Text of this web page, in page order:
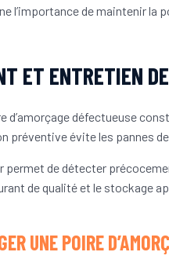
l’importance de maintenir la
ET ENTRETIEN DE
d’amorçage défectueuse
préventive évite les pannes
permet de détecter
de qualité et le stockage
UNE POIRE